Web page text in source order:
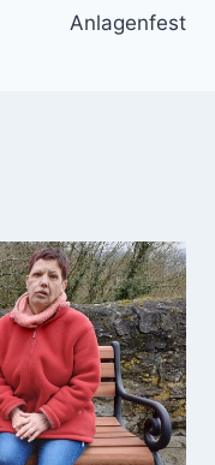
Anlagenfest